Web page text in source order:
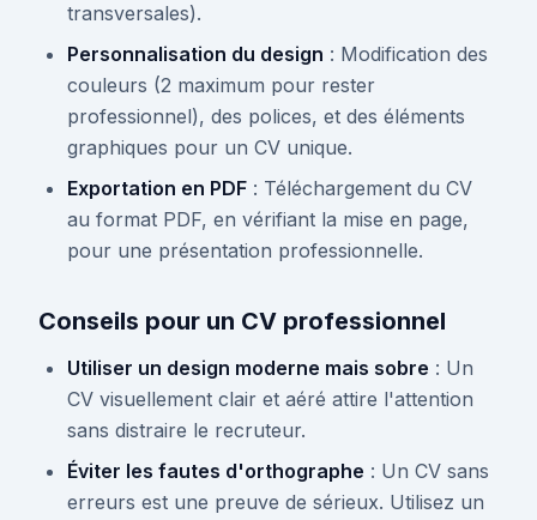
transversales).
Personnalisation du design : Modification des
couleurs (2 maximum pour rester
professionnel), des polices, et des éléments
graphiques pour un CV unique.
Exportation en PDF : Téléchargement du CV
au format PDF, en vérifiant la mise en page,
pour une présentation professionnelle.
Conseils pour un CV professionnel
Utiliser un design moderne mais sobre : Un
CV visuellement clair et aéré attire l'attention
sans distraire le recruteur.
Éviter les fautes d'orthographe : Un CV sans
erreurs est une preuve de sérieux. Utilisez un